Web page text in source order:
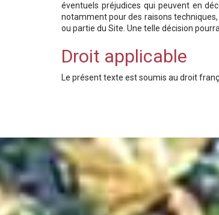
éventuels préjudices qui peuvent en
notamment pour des raisons
ou partie du Site. Une telle décision
Droit applicable
Le présent texte est soumis au droit